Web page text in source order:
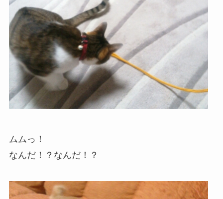
ムムっ！
なんだ！？なんだ！？